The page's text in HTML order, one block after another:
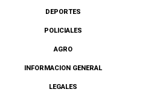
DEPORTES
POLICIALES
AGRO
INFORMACION GENERAL
LEGALES